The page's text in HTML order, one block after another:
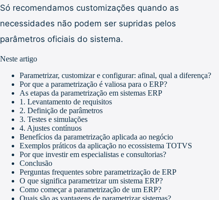
Só recomendamos customizações quando as
necessidades não podem ser supridas pelos
parâmetros oficiais do sistema.
Neste artigo
Parametrizar, customizar e configurar: afinal, qual a diferença?
Por que a parametrização é valiosa para o ERP?
As etapas da parametrização em sistemas ERP
1. Levantamento de requisitos
2. Definição de parâmetros
3. Testes e simulações
4. Ajustes contínuos
Benefícios da parametrização aplicada ao negócio
Exemplos práticos da aplicação no ecossistema TOTVS
Por que investir em especialistas e consultorias?
Conclusão
Perguntas frequentes sobre parametrização de ERP
O que significa parametrizar um sistema ERP?
Como começar a parametrização de um ERP?
Quais são as vantagens de parametrizar sistemas?